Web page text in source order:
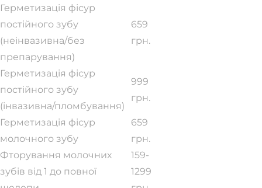
Герметизація фісур
постійного зубу
(неінвазивна/без
препарування)
659
грн.
Герметизація фісур
постійного зубу
(інвазивна/пломбування)
999
грн.
Герметизація фісур
молочного зубу
659
грн.
Фторування молочних
зубів від 1 до повної
159-
1299